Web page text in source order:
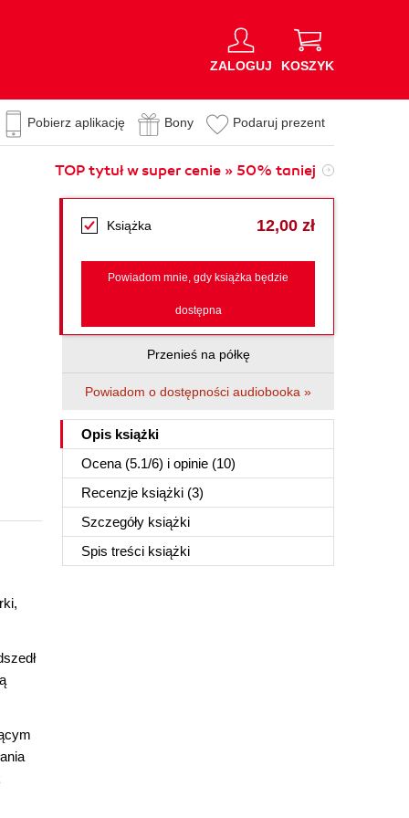
ZALOGUJ KOSZYK
Pobierz aplikację Bony Podaruj prezent
TOP tytuł w super cenie » 50% taniej
Książka 12,00 zł
Powiadom mnie, gdy książka będzie
dostępna
Przenieś na półkę
Powiadom o dostępności audiobooka »
Opis książki
Ocena (5.1/6) i opinie (10)
Recenzje książki (3)
Szczegóły książki
Spis treści książki